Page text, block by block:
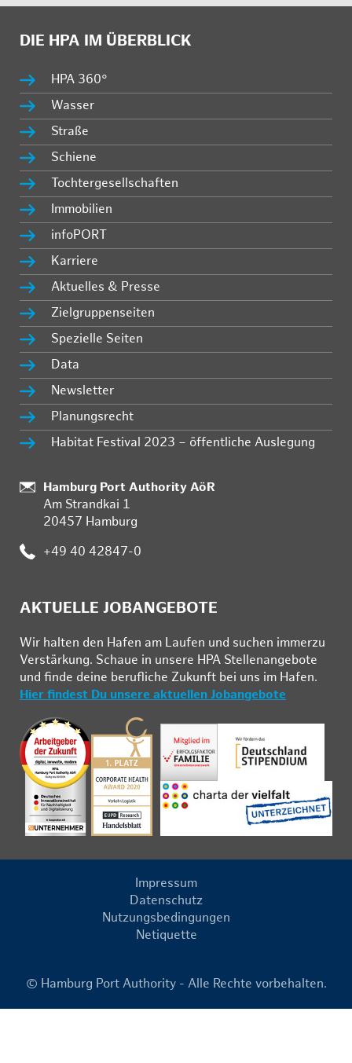
DIE HPA IM ÜBERBLICK
HPA 360°
Wasser
Straße
Schiene
Tochtergesellschaften
Immobilien
infoPORT
Karriere
Aktuelles & Presse
Zielgruppenseiten
Spezielle Seiten
Data
Newsletter
Planungsrecht
Habitat Festival 2023 – öffentliche Auslegung
Standort:
Hamburg Port Authority AöR
Am Strandkai 1
20457 Hamburg
Telefon:
+49 40 42847-0
AKTUELLE JOBANGEBOTE
Wir hal­ten den Ha­fen am Lau­fen und su­chen im­mer­zu
Ver­stär­kung. Schau­e in un­se­re HPA Stel­len­an­ge­bo­te
und fin­de deine be­ruf­li­che Zu­kunft bei uns im Ha­fen.
Hier findest Du unsere aktuellen Jobangebote
Impressum
Datenschutz
Nutzungsbedingungen
Netiquette
© Hamburg Port Authority - Alle Rechte vorbehalten.